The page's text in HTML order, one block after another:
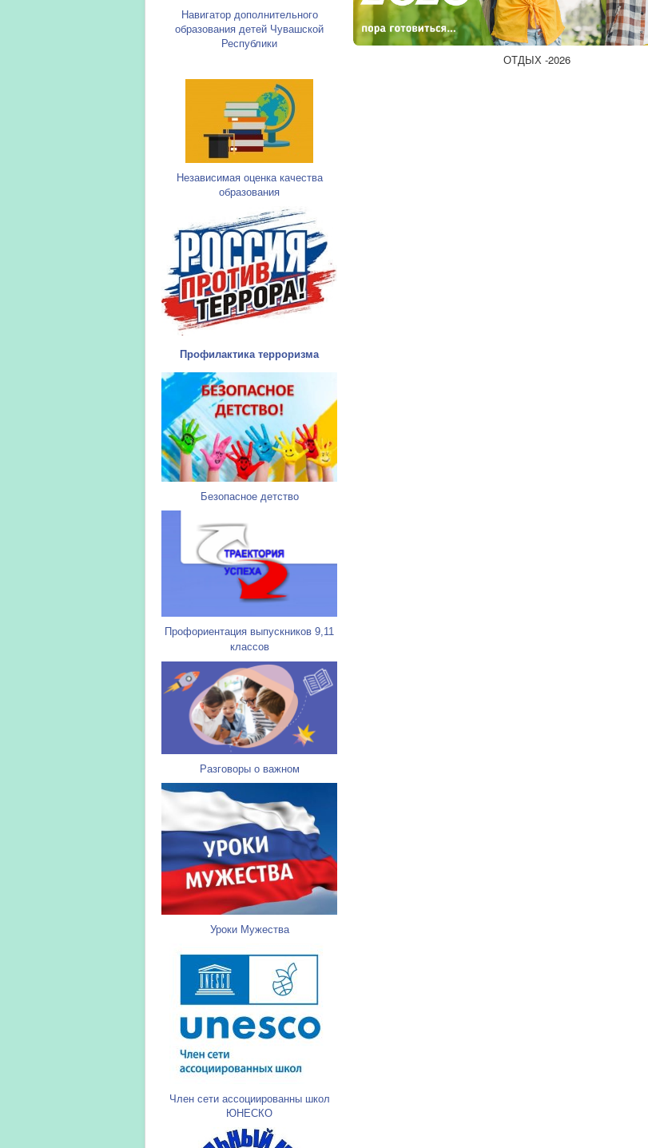
Навигатор дополнительного
образования детей Чувашской
Республики
Независимая оценка качества
образования
Профилактика терроризма
Безопасное детство
Профориентация выпускников 9,11
классов
Разговоры о важном
Уроки Мужества
Член сети ассоциированны школ
ЮНЕСКО
ОТДЫХ -2026